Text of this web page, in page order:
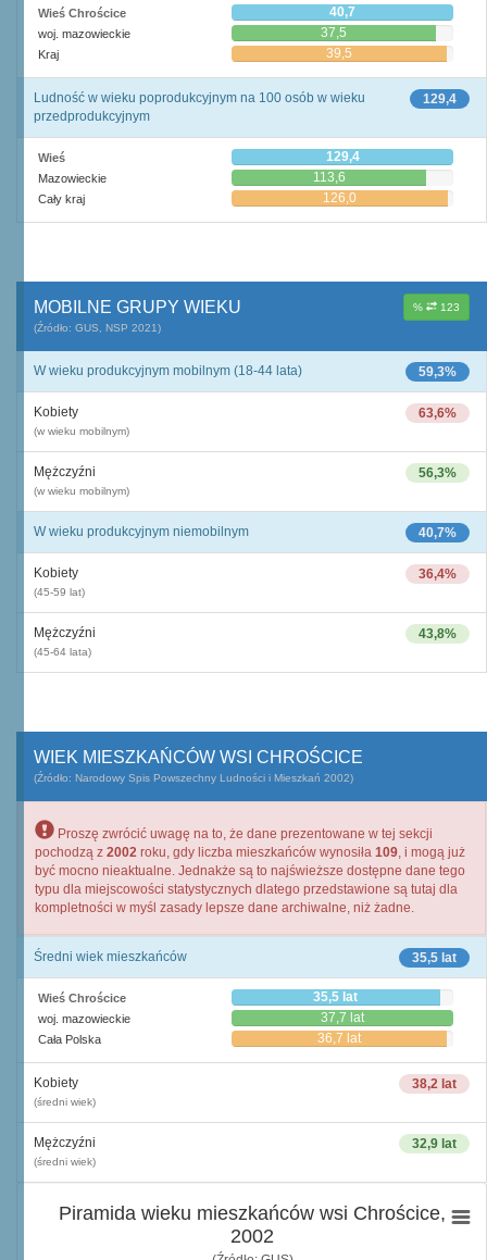
Wieś Chrościce 40,7
woj. mazowieckie 37,5
Kraj 39,5
129,4
Ludność w wieku poprodukcyjnym na 100 osób w wieku
przedprodukcyjnym
Wieś 129,4
Mazowieckie 113,6
Cały kraj 126,0
% 123
MOBILNE GRUPY WIEKU
(Źródło: GUS, NSP 2021)
59,3%
W wieku produkcyjnym mobilnym (18-44 lata)
63,6%
Kobiety
(w wieku mobilnym)
56,3%
Mężczyźni
(w wieku mobilnym)
40,7%
W wieku produkcyjnym niemobilnym
36,4%
Kobiety
(45-59 lat)
43,8%
Mężczyźni
(45-64 lata)
WIEK MIESZKAŃCÓW WSI CHROŚCICE
(Źródło: Narodowy Spis Powszechny Ludności i Mieszkań 2002)
Proszę zwrócić uwagę na to, że dane prezentowane w tej sekcji
pochodzą z 2002 roku, gdy liczba mieszkańców wynosiła 109, i mogą już
być mocno nieaktualne. Jednakże są to najświeższe dostępne dane tego
typu dla miejscowości statystycznych dlatego przedstawione są tutaj dla
kompletności w myśl zasady lepsze dane archiwalne, niż żadne.
35,5 lat
Średni wiek mieszkańców
Wieś Chrościce 35,5 lat
woj. mazowieckie 37,7 lat
Cała Polska 36,7 lat
38,2 lat
Kobiety
(średni wiek)
32,9 lat
Mężczyźni
(średni wiek)
Piramida wieku mieszkańców wsi Chrościce,
2002